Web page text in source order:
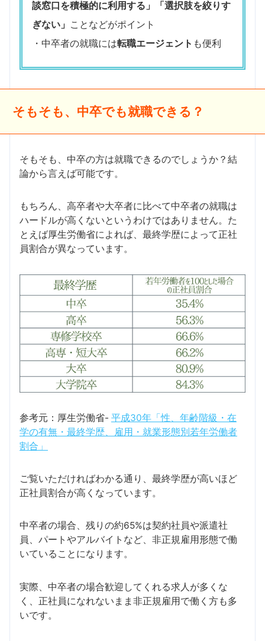
談窓口を積極的に利用する」「選択肢を絞りす
ぎない」 ことなどがポイント
・中卒者の就職には転職エージェント も便利
そもそも、中卒でも就職できる？
そもそも、中卒の方は就職できるのでしょうか？結
論から言えば可能です。
もちろん、高卒者や大卒者に比べて中卒者の就職は
ハードルが高くないというわけではありません。た
とえば厚生労働省によれば、最終学歴によって正社
員割合が異なっています。
参考元：厚生労働省- 平成30年「性、年齢階級・在
学の有無・最終学歴、雇用・就業形態別若年労働者
割合」
ご覧いただければわかる通り、最終学歴が高いほど
正社員割合が高くなっています。
中卒者の場合、残りの約65%は契約社員や派遣社
員、パートやアルバイトなど、非正規雇用形態で働
いていることになります。
実際、中卒者の場合歓迎してくれる求人が多くな
く、正社員になれないまま非正規雇用で働く方も多
いです。